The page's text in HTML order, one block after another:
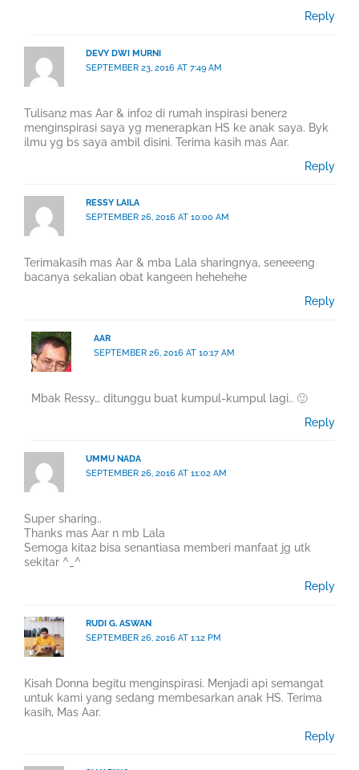
Reply
DEVY DWI MURNI
SEPTEMBER 23, 2016 AT 7:49 AM
Tulisan2 mas Aar & info2 di rumah inspirasi bener2
menginspirasi saya yg menerapkan HS ke anak saya. Byk
ilmu yg bs saya ambil disini. Terima kasih mas Aar.
Reply
RESSY LAILA
SEPTEMBER 26, 2016 AT 10:00 AM
Terimakasih mas Aar & mba Lala sharingnya, seneeeng
bacanya sekalian obat kangeen hehehehe
Reply
AAR
SEPTEMBER 26, 2016 AT 10:17 AM
Mbak Ressy… ditunggu buat kumpul-kumpul lagi.. 🙂
Reply
UMMU NADA
SEPTEMBER 26, 2016 AT 11:02 AM
Super sharing..
Thanks mas Aar n mb Lala
Semoga kita2 bisa senantiasa memberi manfaat jg utk
sekitar ^_^
Reply
RUDI G. ASWAN
SEPTEMBER 26, 2016 AT 1:12 PM
Kisah Donna begitu menginspirasi. Menjadi api semangat
untuk kami yang sedang membesarkan anak HS. Terima
kasih, Mas Aar.
Reply